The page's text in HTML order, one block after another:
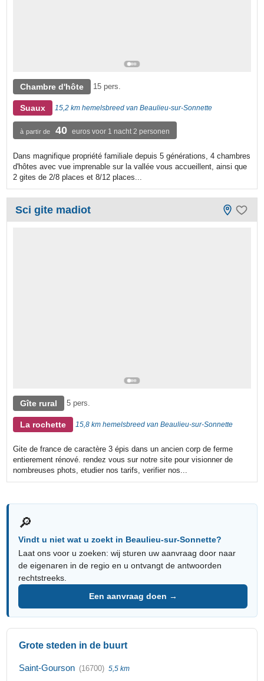
Chambre d'hôte 15 pers.
Suaux 15,2 km hemelsbreed van Beaulieu-sur-Sonnette
à partir de 40 euros voor 1 nacht 2 personen
Dans magnifique propriété familiale depuis 5 générations, 4 chambres
d'hôtes avec vue imprenable sur la vallée vous accueillent, ainsi que
2 gites de 2/8 places et 8/12 places...
Sci gite madiot
Gîte rural 5 pers.
La rochette 15,8 km hemelsbreed van Beaulieu-sur-Sonnette
Gite de france de caractère 3 épis dans un ancien corp de ferme
entierement rénové. rendez vous sur notre site pour visionner de
nombreuses phots, etudier nos tarifs, verifier nos...
🔎
Vindt u niet wat u zoekt in Beaulieu-sur-Sonnette?
Laat ons voor u zoeken: wij sturen uw aanvraag door naar
de eigenaren in de regio en u ontvangt de antwoorden
rechtstreeks.
Een aanvraag doen →
Grote steden in de buurt
Saint-Gourson (16700) 5,5 km